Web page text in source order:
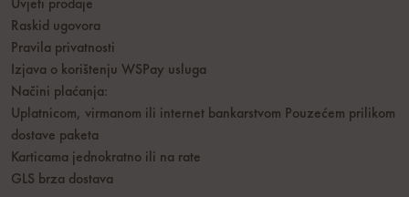
Uvjeti prodaje
Raskid ugovora
Pravila privatnosti
Izjava o korištenju WSPay usluga
Načini plaćanja:
Uplatnicom, virmanom ili internet bankarstvom Pouzećem prilikom
dostave paketa
Karticama jednokratno ili na rate
GLS brza dostava